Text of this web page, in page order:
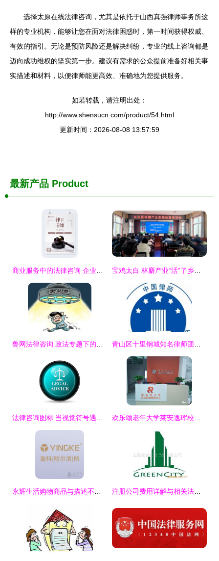
选择太原在线法律咨询，尤其是依托于山西真强律师事务所这
样的专业机构，能够让您在面对法律困惑时，第一时间获得权威、
有效的指引。无论是预防风险还是解决纠纷，专业的线上咨询都是
迈向成功维权的坚实第一步。建议有需求的公众提前准备好相关事
实描述和材料，以便律师能更高效、准确地为您提供服务。
如若转载，请注明出处：
http://www.shensucn.com/product/54.html
更新时间：2026-08-08 13:57:59
最新产品 Product